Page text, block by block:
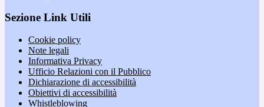
Sezione Link Utili
Cookie policy
Note legali
Informativa Privacy
Ufficio Relazioni con il Pubblico
Dichiarazione di accessibilità
Obiettivi di accessibilità
Whistleblowing